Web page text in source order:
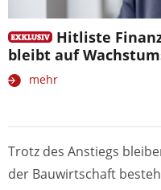
Hitliste
bleibt auf
mehr
Trotz des Anstiegs
der Bauwirtschaft